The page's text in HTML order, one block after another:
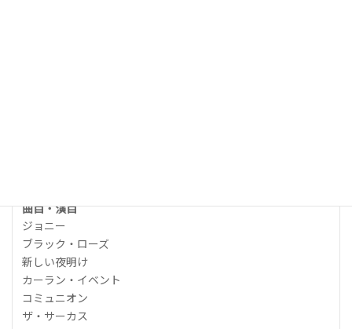
曲目・演目
ジョニー
ブラック・ローズ
新しい夜明け
カーラン・イベント
コミュニオン
ザ・サーカス